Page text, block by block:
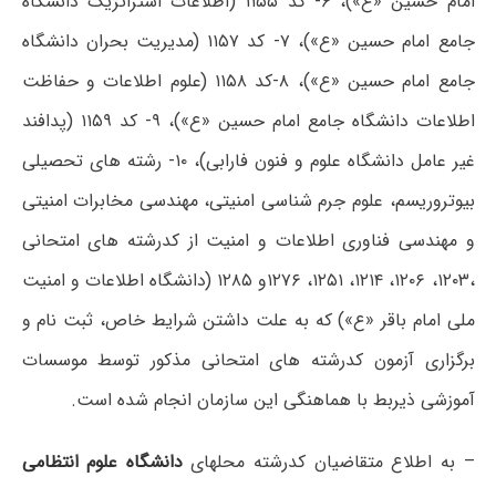
جامع امام حسین «ع»)، ۷- کد ۱۱۵۷ (مدیریت بحران دانشگاه
جامع امام حسین «ع»)، ۸-کد ۱۱۵۸ (علوم اطلاعات و حفاظت
اطلاعات دانشگاه جامع امام حسین «ع»)، ۹- کد ۱۱۵۹ (پدافند
غیر عامل دانشگاه علوم و فنون فارابی)، ۱۰- رشته های تحصیلی
بیوتروریسم، علوم جرم شناسی امنیتی، مهندسی مخابرات امنیتی
و مهندسی فناوری اطلاعات و امنیت از کدرشته های امتحانی
،۱۲۰۳، ۱۲۰۶، ۱۲۱۴، ۱۲۵۱، ۱۲۷۶و ۱۲۸۵ (دانشگاه اطلاعات و امنیت
ملی امام باقر «ع») که به علت داشتن شرایط خاص، ثبت نام و
برگزاری آزمون کدرشته های امتحانی مذکور توسط موسسات
آموزشی ذیربط با هماهنگی این سازمان انجام شده است.
– به اطلاع متقاضیان کدرشته محلهایدانشگاه علوم انتظامی